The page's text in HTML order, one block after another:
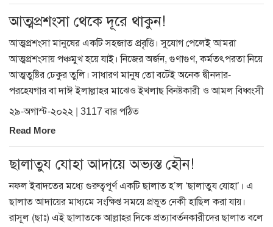
আত্মপ্রশংসা থেকে দূরে থাকুন!
আত্মপ্রশংসা মানুষের একটি সহজাত প্রবৃত্তি। সুযোগ পেলেই আমরা
আত্মপ্রশংসায় পঞ্চমুখ হয়ে যাই। নিজের অর্জন, গুণাগুণ, কর্মতৎপরতা নিয়ে
আত্মতুষ্টির ঢেকুর তুলি। সাধারণ মানুষ তো বটেই অনেক দ্বীনদার-
পরহেযগার বা দাঈ ইলাল্লাহর মাঝেও ইখলাছ বিনষ্টকারী ও আমল বিধ্বংসী
২৯-অগাস্ট-২০২২ | 3117 বার পঠিত
Read More
ছালাতুয যোহা আদায়ে অভ্যস্ত হৌন!
নফল ইবাদতের মধ্যে গুরুত্বপূর্ণ একটি ছালাত হ’ল ‘ছালাতুয যোহা’। এ
ছালাত আদায়ের মাধ্যমে সংক্ষিপ্ত সময়ে প্রভূত নেকী হাছিল করা যায়।
রাসূল (ছাঃ) এই ছালাতকে আল্লাহর দিকে প্রত্যাবর্তনকারীদের ছালাত বলে